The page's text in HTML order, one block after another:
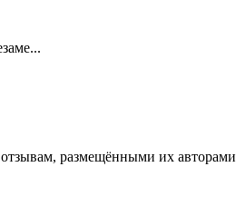
размещёнными их авторами,